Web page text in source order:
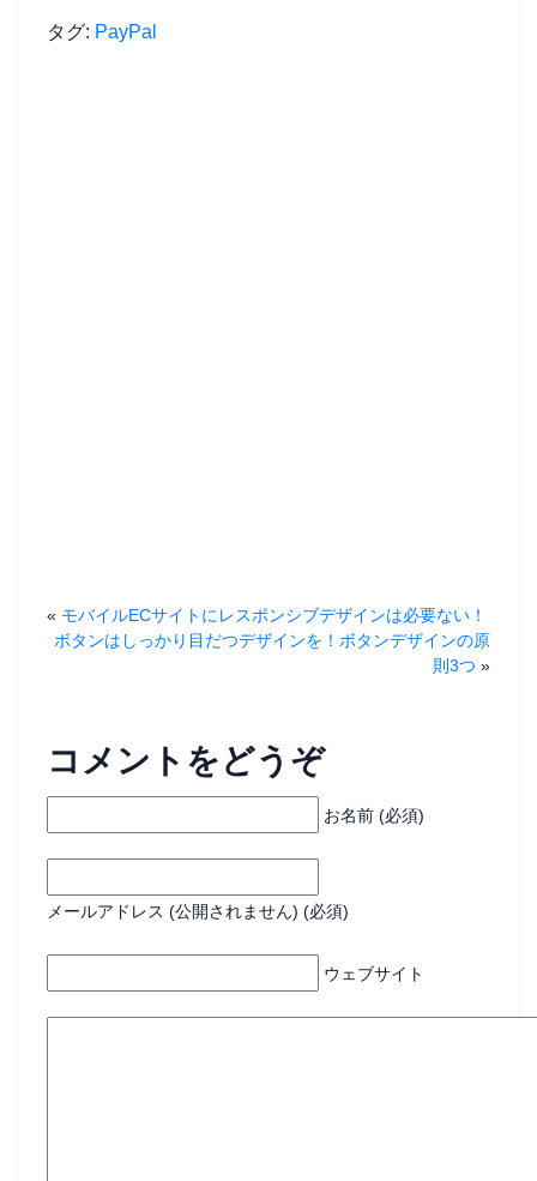
タグ: PayPal
« モバイルECサイトにレスポンシブデザインは必要ない！
ボタンはしっかり目だつデザインを！ボタンデザインの原
則3つ »
コメントをどうぞ
お名前 (必須)
メールアドレス (公開されません) (必須)
ウェブサイト